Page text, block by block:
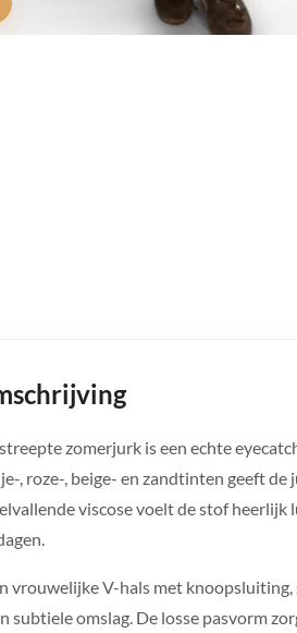
zomerjurk is een echte
, roze-, beige- en zandtinten geeft
viscose voelt de stof
vrouwelijke V-hals met
subtiele omslag. De losse pasvorm